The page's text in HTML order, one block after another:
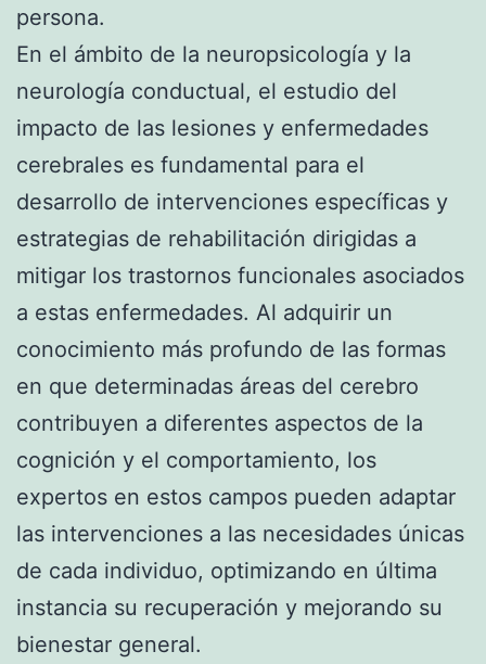
persona.
En el ámbito de la neuropsicología y la
neurología conductual, el estudio del
impacto de las lesiones y enfermedades
cerebrales es fundamental para el
desarrollo de intervenciones específicas y
estrategias de rehabilitación dirigidas a
mitigar los trastornos funcionales asociados
a estas enfermedades. Al adquirir un
conocimiento más profundo de las formas
en que determinadas áreas del cerebro
contribuyen a diferentes aspectos de la
cognición y el comportamiento, los
expertos en estos campos pueden adaptar
las intervenciones a las necesidades únicas
de cada individuo, optimizando en última
instancia su recuperación y mejorando su
bienestar general.